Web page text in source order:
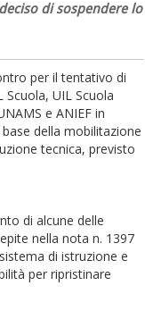
di sospendere lo
per il tentativo di
Scuola, UIL Scuola
e ANIEF in
della mobilitazione
tecnica, previsto
di alcune delle
nella nota n. 1397
di istruzione e
per ripristinare